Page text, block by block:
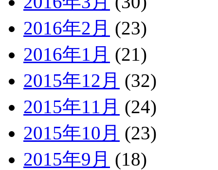
2016年2月 (23)
2016年1月 (21)
2015年12月 (32)
2015年11月 (24)
2015年10月 (23)
2015年9月 (18)